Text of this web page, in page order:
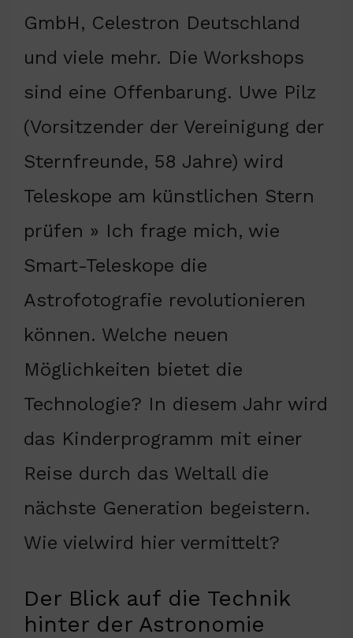
GmbH, Celestron Deutschland
und viele mehr. Die Workshops
sind eine Offenbarung. Uwe Pilz
(Vorsitzender der Vereinigung der
Sternfreunde, 58 Jahre) wird
Teleskope am künstlichen Stern
prüfen » Ich frage mich, wie
Smart-Teleskope die
Astrofotografie revolutionieren
können. Welche neuen
Möglichkeiten bietet die
Technologie? In diesem Jahr wird
das Kinderprogramm mit einer
Reise durch das Weltall die
nächste Generation begeistern.
Wie vielwird hier vermittelt?
Der Blick auf die Technik
hinter der Astronomie